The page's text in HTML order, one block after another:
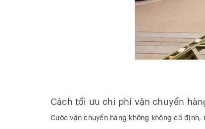
Cách tối ưu chi phí vận chuyển
Cước vận chuyển hàng không không cố